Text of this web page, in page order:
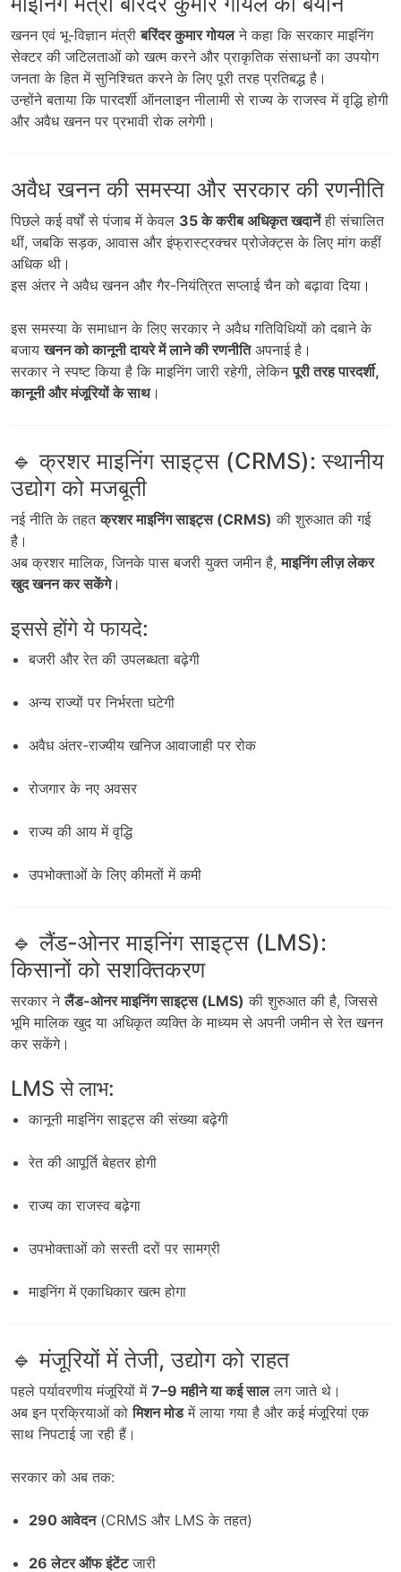
खनन एवं भू-विज्ञान मंत्रीबरिंदर कुमार गोयलने कहा कि सरकार माइनिंग
सेक्टर की जटिलताओं को खत्म करने और प्राकृतिक संसाधनों का उपयोग
जनता के हित में सुनिश्चित करने के लिए पूरी तरह प्रतिबद्ध है।
उन्होंने बताया कि पारदर्शी ऑनलाइन नीलामी से राज्य के राजस्व में वृद्धि होगी
और अवैध खनन पर प्रभावी रोक लगेगी।
अवैध खनन की समस्या और सरकार की रणनीति
पिछले कई वर्षों से पंजाब में केवल 35 के करीब अधिकृत खदानेंही संचालित
थीं, जबकि सड़क, आवास और इंफ्रास्ट्रक्चर प्रोजेक्ट्स के लिए मांग कहीं
अधिक थी।
इस अंतर ने अवैध खनन और गैर-नियंत्रित सप्लाई चैन को बढ़ावा दिया।
इस समस्या के समाधान के लिए सरकार ने अवैध गतिविधियों को दबाने के
बजायखनन को कानूनी दायरे में लाने की रणनीतिअपनाई है।
सरकार ने स्पष्ट किया है कि माइनिंग जारी रहेगी, लेकिनपूरी तरह पारदर्शी,
कानूनी और मंजूरियों के साथ।
🔹 क्रशर माइनिंग साइट्स (CRMS): स्थानीय
उद्योग को मजबूती
नई नीति के तहतक्रशर माइनिंग साइट्स (CRMS) की शुरुआत की गई
है।
अब क्रशर मालिक, जिनके पास बजरी युक्त जमीन है,माइनिंग लीज़ लेकर
खुद खनन कर सकेंगे।
इससे होंगे ये फायदे:
बजरी और रेत की उपलब्धता बढ़ेगी
अन्य राज्यों पर निर्भरता घटेगी
अवैध अंतर-राज्यीय खनिज आवाजाही पर रोक
रोजगार के नए अवसर
राज्य की आय में वृद्धि
उपभोक्ताओं के लिए कीमतों में कमी
🔹 लैंड-ओनर माइनिंग साइट्स (LMS):
किसानों को सशक्तिकरण
सरकार नेलैंड-ओनर माइनिंग साइट्स (LMS) की शुरुआत की है, जिससे
भूमि मालिक खुद या अधिकृत व्यक्ति के माध्यम से अपनी जमीन से रेत खनन
कर सकेंगे।
LMS से लाभ:
कानूनी माइनिंग साइट्स की संख्या बढ़ेगी
रेत की आपूर्ति बेहतर होगी
राज्य का राजस्व बढ़ेगा
उपभोक्ताओं को सस्ती दरों पर सामग्री
माइनिंग में एकाधिकार खत्म होगा
🔹 मंजूरियों में तेजी, उद्योग को राहत
पहले पर्यावरणीय मंजूरियों में 7–9 महीने या कई साललग जाते थे।
अब इन प्रक्रियाओं कोमिशन मोडमें लाया गया है और कई मंजूरियां एक
साथ निपटाई जा रही हैं।
सरकार को अब तक:
290 आवेदन(CRMS और LMS के तहत)
26 लेटर ऑफ इंटेंटजारी